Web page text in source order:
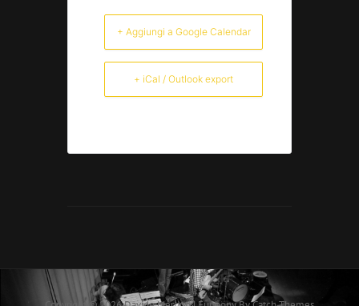
+ Aggiungi a Google Calendar
+ iCal / Outlook export